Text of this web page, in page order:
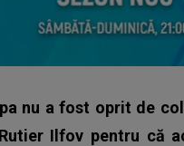
nu a fost oprit de
Ilfov pentru că